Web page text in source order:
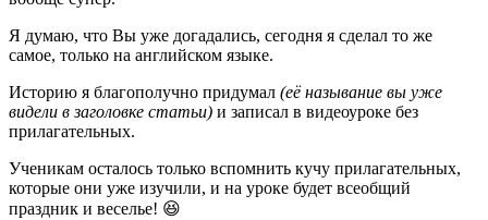
Я думаю, что Вы уже догадались, сегодня я сделал то же
самое, только на английском языке.
Историю я благополучно придумал (её называние вы уже
видели в заголовке статьи) и записал в видеоуроке без
прилагательных.
Ученикам осталось только вспомнить кучу прилагательных,
которые они уже изучили, и на уроке будет всеобщий
праздник и веселье! 😆